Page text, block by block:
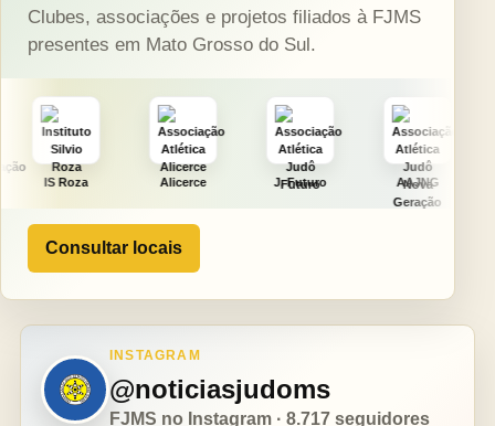
Clubes, associações e projetos filiados à FJMS
presentes em Mato Grosso do Sul.
Alicerce J. Futuro AAJNG TSURU
Consultar locais
INSTAGRAM
@noticiasjudoms
FJMS no Instagram · 8.717 seguidores